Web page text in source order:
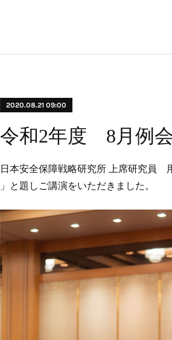
2020.08.21 09:00
令和2年度 8月例
日本安全保障戦略研究所 上席研究員
」と題しご講演をいただきました。